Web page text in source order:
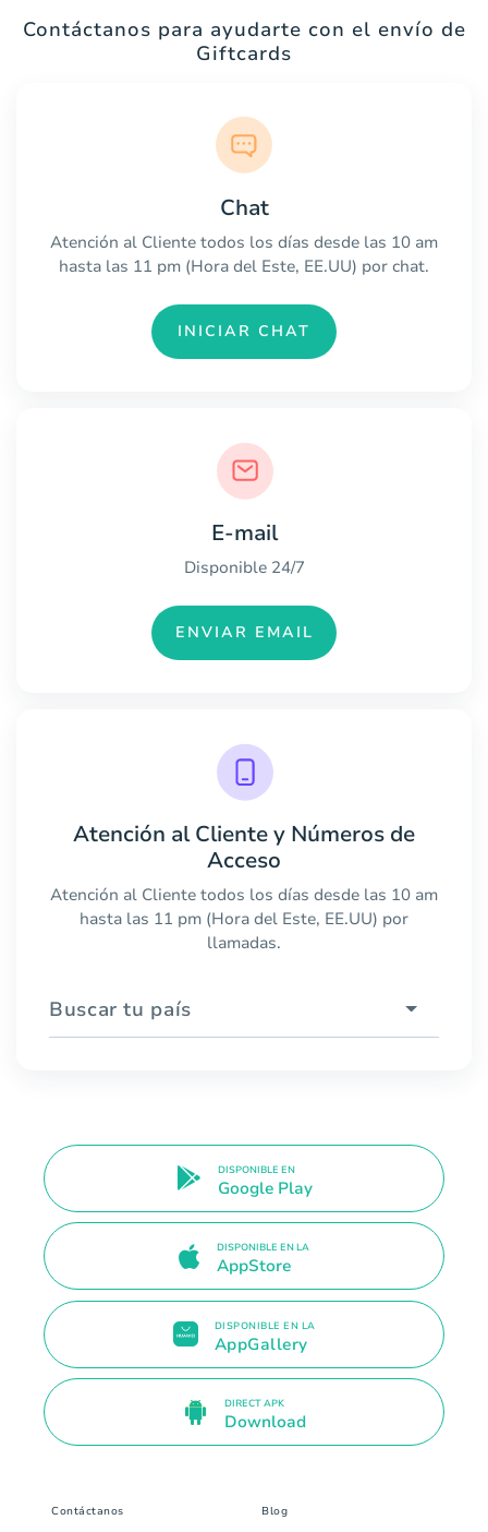
Contáctanos para ayudarte con el envío de
Giftcards
Chat
Atención al Cliente todos los días desde las 10 am
hasta las 11 pm (Hora del Este, EE.UU) por chat.
INICIAR CHAT
E-mail
Disponible 24/7
ENVIAR EMAIL
Atención al Cliente y Números de
Acceso
Atención al Cliente todos los días desde las 10 am
hasta las 11 pm (Hora del Este, EE.UU) por
llamadas.
Buscar tu país
DISPONIBLE EN
Google Play
DISPONIBLE EN LA
AppStore
DISPONIBLE EN LA
AppGallery
DIRECT APK
Download
Contáctanos Blog